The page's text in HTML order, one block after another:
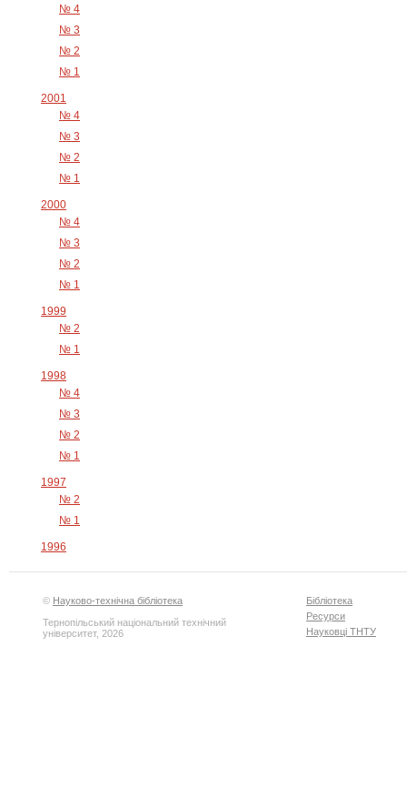
№ 4
№ 3
№ 2
№ 1
2001
№ 4
№ 3
№ 2
№ 1
2000
№ 4
№ 3
№ 2
№ 1
1999
№ 2
№ 1
1998
№ 4
№ 3
№ 2
№ 1
1997
№ 2
№ 1
1996
© Науково-технічна бібліотека
Тернопільський національний технічний
університет, 2026
Бібліотека
Ресурси
Науковці ТНТУ